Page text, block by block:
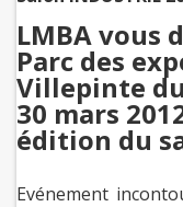
LMBA vous
Parc des
Villepinte
30 mars
édition du
Evénement